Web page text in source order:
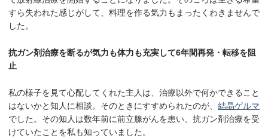
すら失われた感じがして、料理を作る気力もまったくわきませんで
した。
抗ガン剤治療を断るが気力も体力も充実して6年間再発・転移を阻
止
私の様子を見て心配してくれた主人は、治療以外で何かできること
はないかと知人に相談。そのときにすすめられたのが、 結晶ゲルマ
でした。その知人は数年前に前立腺がんを患い、抗ガン剤治療を受
けていたことを私も知っていました。